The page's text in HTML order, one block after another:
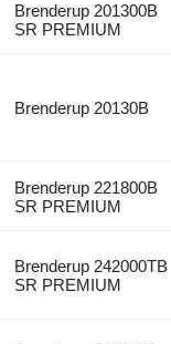
Brenderup 201300B
SR PREMIUM
Brenderup 20130B
Brenderup 221800B
SR PREMIUM
Brenderup 242000TB
SR PREMIUM